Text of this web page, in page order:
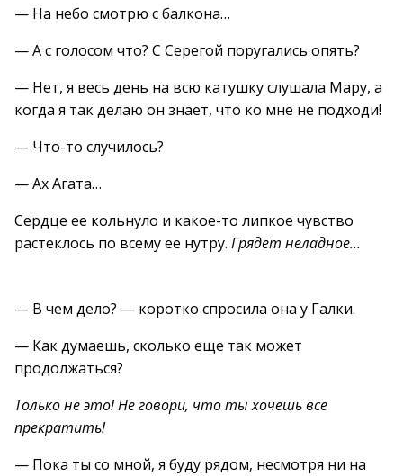
— На небо смотрю с балкона…
— А с голосом что? С Серегой поругались опять?
— Нет, я весь день на всю катушку слушала Мару, а
когда я так делаю он знает, что ко мне не подходи!
— Что-то случилось?
— Ах Агата…
Сердце ее кольнуло и какое-то липкое чувство
растеклось по всему ее нутру. Грядёт неладное…
— В чем дело? — коротко спросила она у Галки.
— Как думаешь, сколько еще так может
продолжаться?
Только не это! Не говори, что ты хочешь все
прекратить!
— Пока ты со мной, я буду рядом, несмотря ни на